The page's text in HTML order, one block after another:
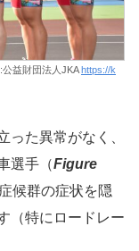
公益財団法人JKAhttps://k
った異常がなく、
選手（Figure
候群の症状を隠
（特にロードレー